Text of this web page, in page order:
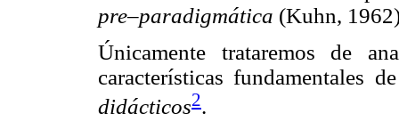
pre–paradigmática (Kuhn,
Únicamente trataremos de
características fundamentales
didácticos2.